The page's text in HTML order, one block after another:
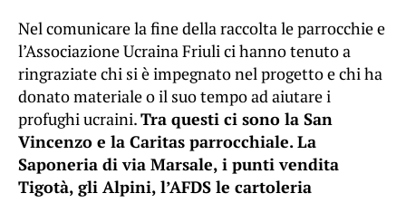
Nel comunicare la fine della raccolta le parrocchie e
l’Associazione Ucraina Friuli ci hanno tenuto a
ringraziate chi si è impegnato nel progetto e chi ha
donato materiale o il suo tempo ad aiutare i
profughi ucraini.Tra questi ci sono la San
Vincenzo e la Caritas parrocchiale. La
Saponeria di via Marsale, i punti vendita
Tigotà, gli Alpini, l’AFDS le cartoleria